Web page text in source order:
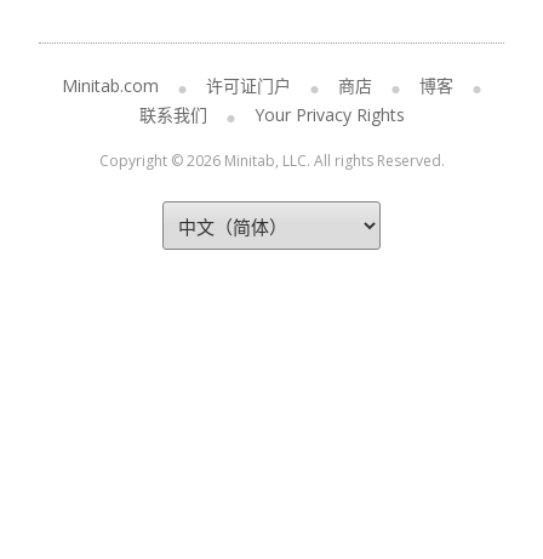
Minitab.com 许可证门户 商店
博客
联系我们
Your Privacy Rights
Copyright © 2026 Minitab, LLC. All rights Reserved.